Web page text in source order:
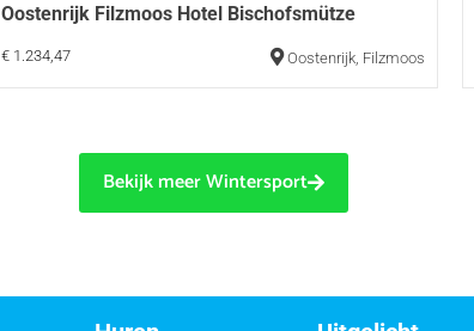
Oostenrijk Filzmoos Hotel Bischofsmütze
€ 1.234,47 Oostenrijk Filzmoos
Bekijk meer Wintersport